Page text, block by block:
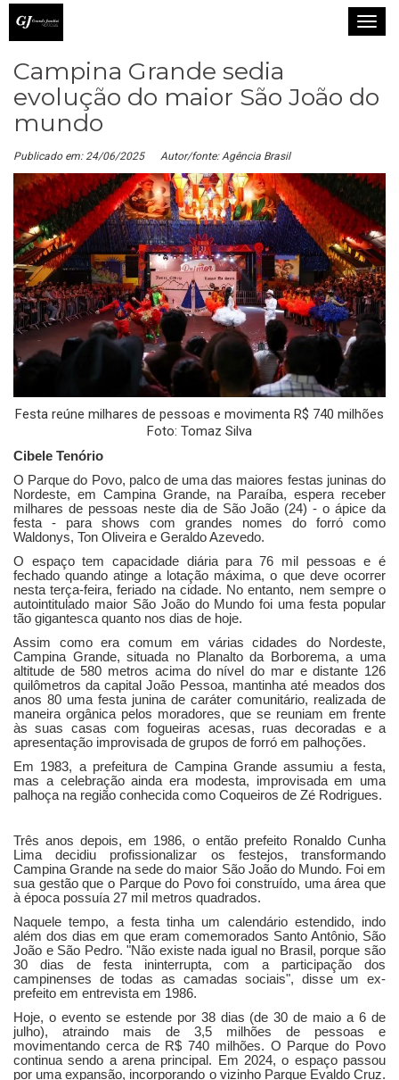
T
g
l
a
v
i
g
a
t
i
o
Campina Grande sedia
evolução do maior São João do
mundo
Publicado em: 24/06/2025 Autor/fonte: Agência Brasil
Festa reúne milhares de pessoas e movimenta R$ 740 milhões
Foto: Tomaz Silva
Cibele Tenório
O Parque do Povo, palco de uma das maiores festas juninas do
Nordeste, em Campina Grande, na Paraíba, espera receber
milhares de pessoas neste dia de São João (24) - o ápice da
festa - para shows com grandes nomes do forró como
Waldonys, Ton Oliveira e Geraldo Azevedo.
O espaço tem capacidade diária para 76 mil pessoas e é
fechado quando atinge a lotação máxima, o que deve ocorrer
nesta terça-feira, feriado na cidade. No entanto, nem sempre o
autointitulado maior São João do Mundo foi uma festa popular
tão gigantesca quanto nos dias de hoje.
Assim como era comum em várias cidades do Nordeste,
Campina Grande, situada no Planalto da Borborema, a uma
altitude de 580 metros acima do nível do mar e distante 126
quilômetros da capital João Pessoa, mantinha até meados dos
anos 80 uma festa junina de caráter comunitário, realizada de
maneira orgânica pelos moradores, que se reuniam em frente
às suas casas com fogueiras acesas, ruas decoradas e a
apresentação improvisada de grupos de forró em palhoções.
Em 1983, a prefeitura de Campina Grande assumiu a festa,
mas a celebração ainda era modesta, improvisada em uma
palhoça na região conhecida como Coqueiros de Zé Rodrigues.
Três anos depois, em 1986, o então prefeito Ronaldo Cunha
Lima decidiu profissionalizar os festejos, transformando
Campina Grande na sede do maior São João do Mundo. Foi em
sua gestão que o Parque do Povo foi construído, uma área que
à época possuía 27 mil metros quadrados.
Naquele tempo, a festa tinha um calendário estendido, indo
além dos dias em que eram comemorados Santo Antônio, São
João e São Pedro. "Não existe nada igual no Brasil, porque são
30 dias de festa ininterrupta, com a participação dos
campinenses de todas as camadas sociais", disse um ex-
prefeito em entrevista em 1986.
Hoje, o evento se estende por 38 dias (de 30 de maio a 6 de
julho), atraindo mais de 3,5 milhões de pessoas e
movimentando cerca de R$ 740 milhões. O Parque do Povo
continua sendo a arena principal. Em 2024, o espaço passou
por uma expansão, incorporando o vizinho Parque Evaldo Cruz.